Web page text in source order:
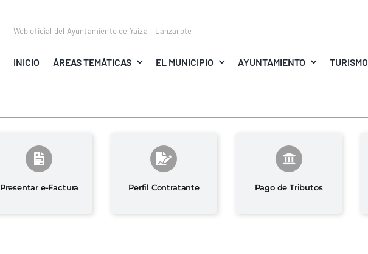
Web oficial del Ayuntamiento de Yaiza – Lanzarote
INICIO ÁREAS TEMÁTICAS EL MUNICIPIO AYUNTAMIENTO TURISMO
Presentar e-Factura Perfil Contratante Pago de Tributos